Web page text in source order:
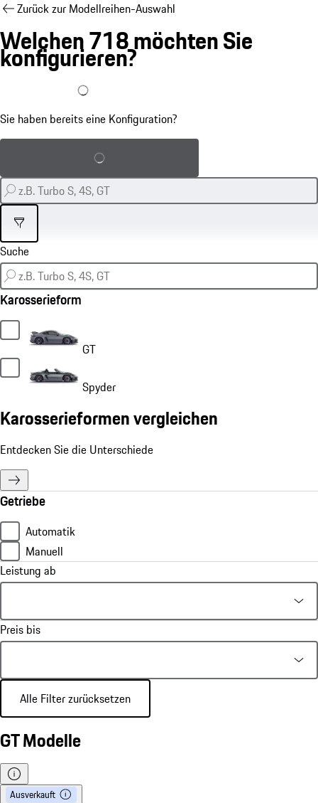
Zurück zur Modellreihen-Auswahl
Welchen 718 möchten Sie
konfigurieren?
Ich habe bereits eine Konfiguration
Sie haben bereits eine Konfiguration?
Gespeicherte Konfiguration laden
Filter
Karosserieform
GT
Spyder
Karosserieformen vergleichen
Entdecken Sie die Unterschiede
Getriebe
Automatik
Manuell
Leistung ab
Preis bis
Alle Filter zurücksetzen
GT Modelle
Ausverkauft